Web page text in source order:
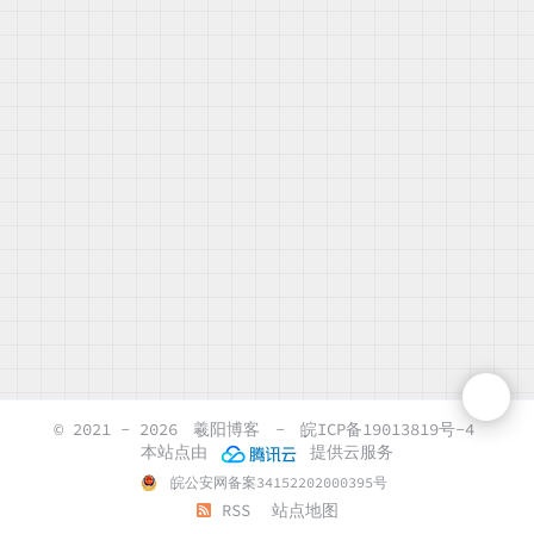
© 2021 - 2026 羲阳博客 -
皖ICP备19013819号-4
本站点由
提供云服务
皖公安网备案34152202000395号
RSS 站点地图